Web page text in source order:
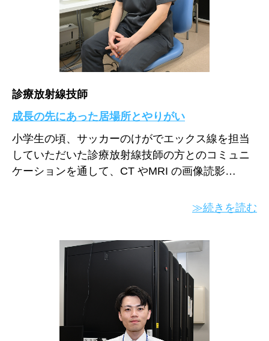
診療放射線技師
成長の先にあった居場所とやりがい
小学生の頃、サッカーのけがでエックス線を担当
していただいた診療放射線技師の方とのコミュニ
ケーションを通して、CT やMRI の画像読影…
≫続きを読む